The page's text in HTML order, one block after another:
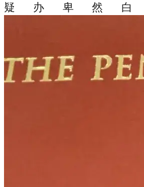
疑办卑然白